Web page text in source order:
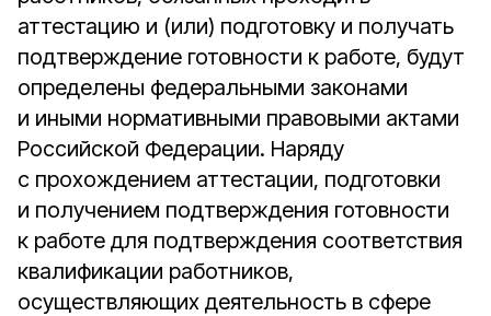
аттестацию и (или) подготовку и получать
подтверждение готовности к работе, будут
определены федеральными законами
и иными нормативными правовыми актами
Российской Федерации. Наряду
с прохождением аттестации, подготовки
и получением подтверждения готовности
к работе для подтверждения соответствия
квалификации работников,
осуществляющих деятельность в сфере